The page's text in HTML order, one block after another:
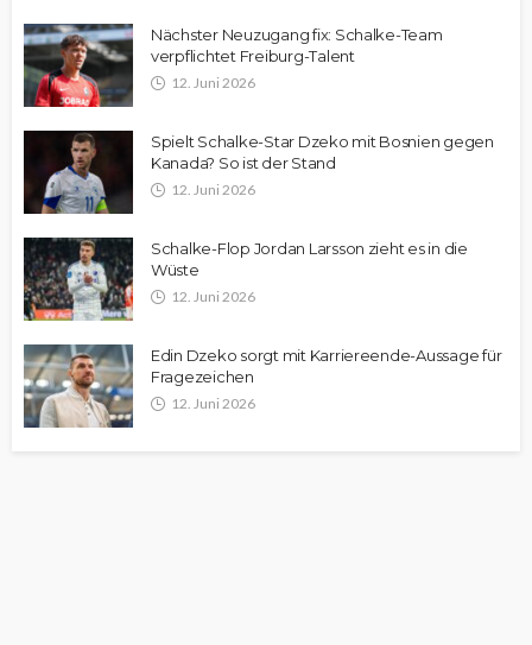
Nächster Neuzugang fix: Schalke-Team
verpflichtet Freiburg-Talent
12. Juni 2026
Spielt Schalke-Star Dzeko mit Bosnien gegen
Kanada? So ist der Stand
12. Juni 2026
Schalke-Flop Jordan Larsson zieht es in die
Wüste
12. Juni 2026
Edin Dzeko sorgt mit Karriereende-Aussage für
Fragezeichen
12. Juni 2026